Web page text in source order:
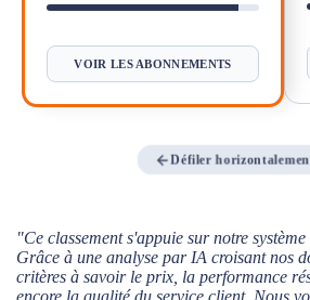
VOIR LES ABONNEMENTS
Défiler
"Ce classement s'appuie sur notre
Grâce à une analyse par IA croisant nos
critères à savoir le prix, la performance
encore la qualité du service client. Nous